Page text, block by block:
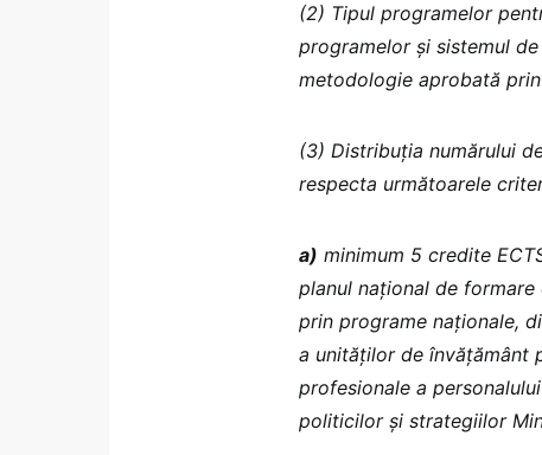
(2) Tipul programelor
programelor și sistemul
metodologie aprobată
(3) Distribuția numărului
respecta următoarele
a) minimum 5 credite
planul național de
prin programe naționale,
a unităților de învățământ
profesionale a
politicilor și strategiilor